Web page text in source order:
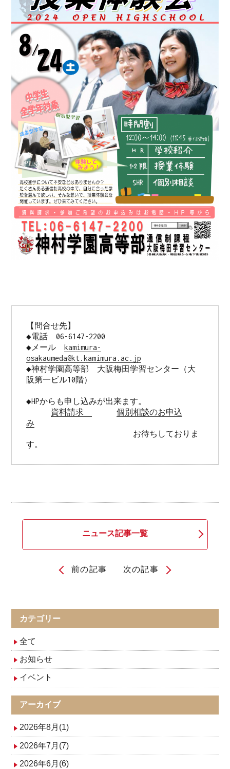
【問合せ先】
◆電話　06-6147-2200
◆メール kamimura-
osakaumeda@kt.kamimura.ac.jp
◆神村学園高等部　大阪梅田学習センター（大
阪第一ビル10階）
◆HPからも申し込みが出来ます。
資料請求
個別相談のお申込
み
お待ちしておりま
す。
ニュース記事一覧
ナ
ビ
ゲ
ー
シ
ョ
ン
前の記事 次の記事
カテゴリー
全て
お知らせ
イベント
アーカイブ
2026年8月(1)
2026年7月(7)
2026年6月(6)